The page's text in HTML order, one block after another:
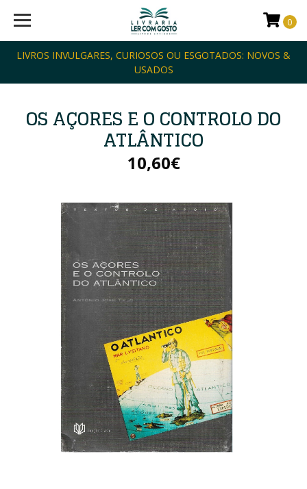
LIVROS INVULGARES, CURIOSOS OU ESGOTADOS: NOVOS &
USADOS
0
OS AÇORES E O CONTROLO DO
ATLÂNTICO
10,60€